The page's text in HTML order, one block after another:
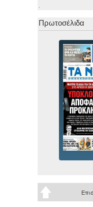
Πρωτοσέλιδα